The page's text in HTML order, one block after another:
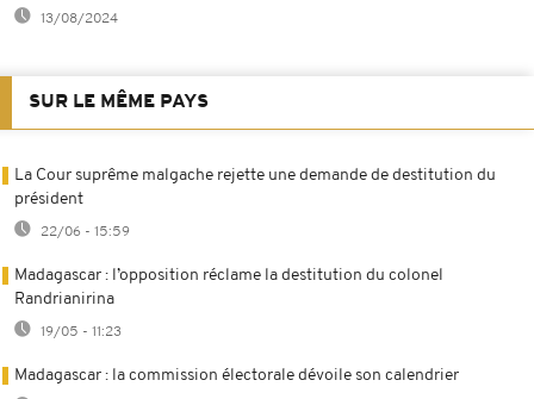
13/08/2024
SUR LE MÊME PAYS
La Cour suprême malgache rejette une demande de destitution du
président
22/06 - 15:59
Madagascar : l’opposition réclame la destitution du colonel
Randrianirina
19/05 - 11:23
Madagascar : la commission électorale dévoile son calendrier